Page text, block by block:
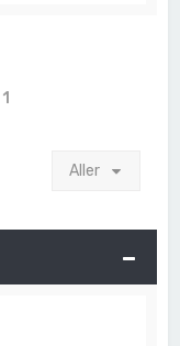
1
Aller